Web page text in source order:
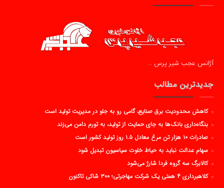
آژانس عجب شیر پرس …
جدیدترین مطالب
کاهش محدودیت برق صنایع، گامی رو به جلو در مدیریت تولید است
بنگاه‌داری بانک‌ها به جای حمایت از تولید، به تورم دامن می‌زند
صادرات ۱۰ هزار تن مرغ معادل ۱.۵ روز تولید کشور است
سهام عدالت نباید به حیاط خلوت سیاسیون تبدیل شود
کالابرگ سه گروه فردا شارژ می‌شود
کلاهبرداری ۴ همتی یک شرکت مهاجرتی؛ ۳۰۰ شاکی تاکنون